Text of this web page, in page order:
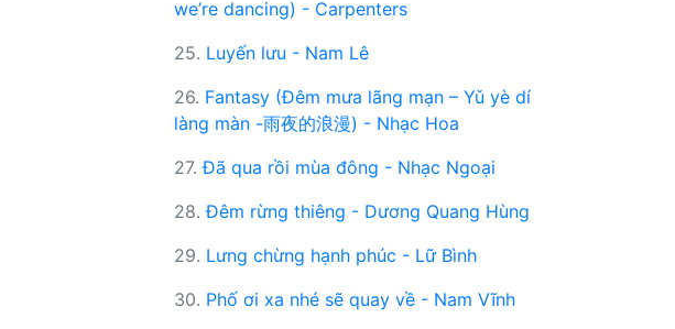
we’re dancing) - Carpenters
25. Luyến lưu - Nam Lê
26. Fantasy (Đêm mưa lãng mạn – Yǔ yè dí
làng màn -雨夜的浪漫) - Nhạc Hoa
27.Đã qua rồi mùa đông - Nhạc Ngoại
28.Đêm rừng thiêng - Dương Quang Hùng
29. Lưng chừng hạnh phúc - Lữ Bình
30. Phố ơi xa nhé sẽ quay về - Nam Vĩnh